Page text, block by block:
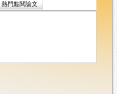
熱門點閱論文